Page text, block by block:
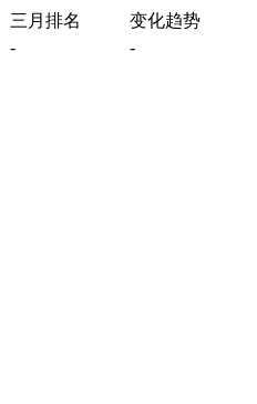
三月排名
变化趋势
- -